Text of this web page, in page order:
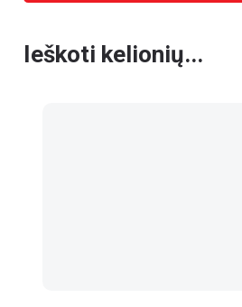
Ieškoti kelionių...